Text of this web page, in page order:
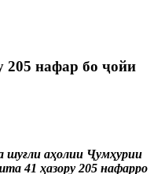
205 нафар бо ҷойи
шуғли аҳолии Ҷумҳурии
41 ҳазору 205 нафарро